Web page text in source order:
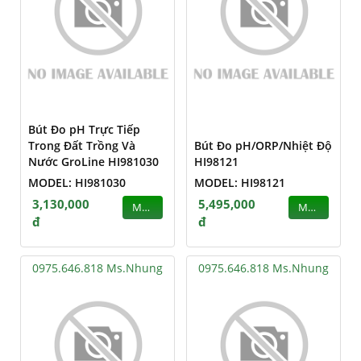
Bút Đo pH Trực Tiếp
Trong Đất Trồng Và
Nước GroLine HI981030
MODEL: HI981030
3,130,000
đ
MUA
Bút Đo pH/ORP/Nhiệt Độ
HI98121
MODEL: HI98121
5,495,000
đ
MUA
0975.646.818 Ms.Nhung 0975.646.818 Ms.Nhung